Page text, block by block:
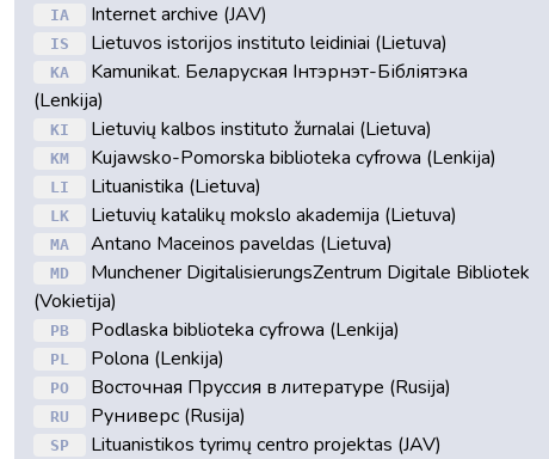
IA Internet archive (JAV)
IS Lietuvos istorijos instituto leidiniai (Lietuva)
KA
Kamunikat. Беларуская Інтэрнэт-Бібліятэка
(Lenkija)
KI Lietuvių kalbos instituto žurnalai (Lietuva)
KM Kujawsko-Pomorska biblioteka cyfrowa (Lenkija)
LI Lituanistika (Lietuva)
LK Lietuvių katalikų mokslo akademija (Lietuva)
MA Antano Maceinos paveldas (Lietuva)
MD
Munchener DigitalisierungsZentrum Digitale Bibliotek
(Vokietija)
PB Podlaska biblioteka cyfrowa (Lenkija)
PL Polona (Lenkija)
PO Восточная Пруссия в литературе (Rusija)
RU Руниверс (Rusija)
SP Lituanistikos tyrimų centro projektas (JAV)